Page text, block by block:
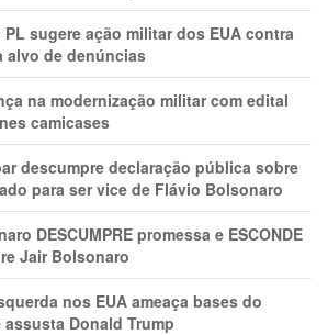
sugere ação militar dos EUA contra
alvo de denúncias
na modernização militar com edital
camicases
descumpre declaração pública sobre
para ser vice de Flávio Bolsonaro
DESCUMPRE promessa e ESCONDE
Jair Bolsonaro
nos EUA ameaça bases do
Donald Trump